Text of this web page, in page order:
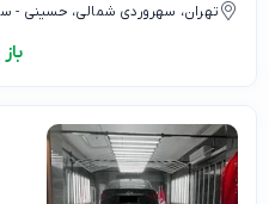
تهران، سهروردی شمالی، حسینی -
باز